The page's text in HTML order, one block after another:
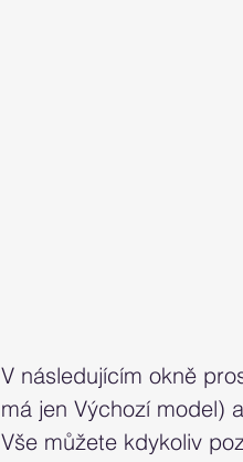
V následujícím okně
má jen Výchozí model)
Vše můžete kdykoliv